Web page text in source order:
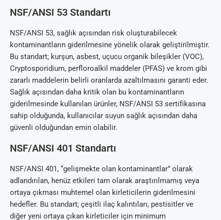
NSF/ANSI 53 Standartı
NSF/ANSI 53, sağlık açısından risk oluşturabilecek
kontaminantların giderilmesine yönelik olarak geliştirilmiştir.
Bu standart; kurşun, asbest, uçucu organik bileşikler (VOC),
Cryptosporidium, perfloroalkil maddeler (PFAS) ve krom gibi
zararlı maddelerin belirli oranlarda azaltılmasını garanti eder.
Sağlık açısından daha kritik olan bu kontaminantların
giderilmesinde kullanılan ürünler, NSF/ANSI 53 sertifikasına
sahip olduğunda, kullanıcılar suyun sağlık açısından daha
güvenli olduğundan emin olabilir.
NSF/ANSI 401 Standartı
NSF/ANSI 401, “gelişmekte olan kontaminantlar” olarak
adlandırılan, henüz etkileri tam olarak araştırılmamış veya
ortaya çıkması muhtemel olan kirleticilerin giderilmesini
hedefler. Bu standart; çeşitli ilaç kalıntıları, pestisitler ve
diğer yeni ortaya çıkan kirleticiler için minimum